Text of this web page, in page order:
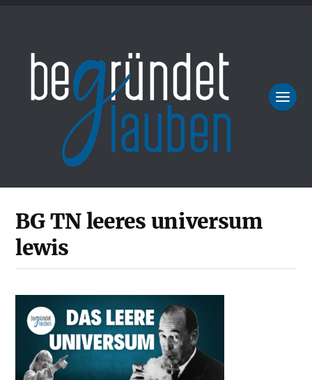
BG TN leeres universum
lewis